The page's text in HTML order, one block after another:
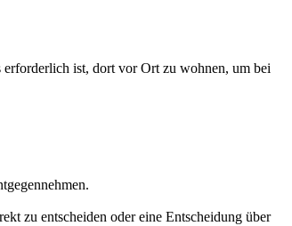
ist, dort vor Ort zu wohnen, um bei
zu entscheiden oder eine Entscheidung über